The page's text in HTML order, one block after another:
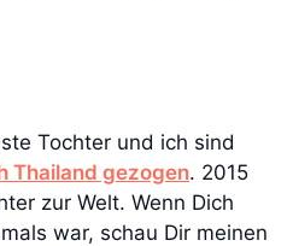
Tochter und ich sind
Thailand gezogen. 2015
zur Welt. Wenn Dich
war, schau Dir meinen